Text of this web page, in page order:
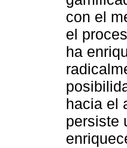
con el
el
ha
hacia el
persiste